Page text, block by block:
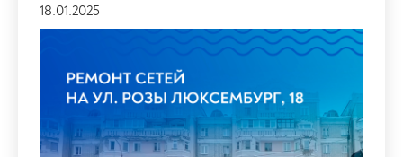
18.01.2025